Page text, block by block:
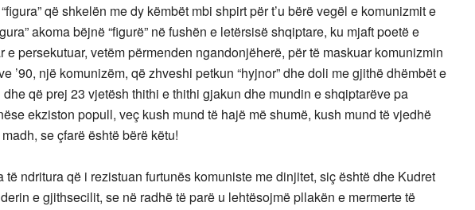
që shkelën me dy këmbët mbi shpirt për t’u bërë vegël e komunizmit e
akoma bëjnë “figurë” në fushën e letërsisë shqiptare, ku mjaft poetë e
e persekutuar, vetëm përmenden ngandonjëherë, për të maskuar komunizmin
’90, një komunizëm, që zhveshi petkun “hyjnor” dhe doli me gjithë dhëmbët e
që prej 23 vjetësh thithi e thithi gjakun dhe mundin e shqiptarëve pa
ekziston popull, veç kush mund të hajë më shumë, kush mund të vjedhë
se çfarë është bërë këtu!
të ndritura që i rezistuan furtunës komuniste me dinjitet, siç është dhe Kudret
e gjithsecilit, se në radhë të parë u lehtësojmë pllakën e mermerte të